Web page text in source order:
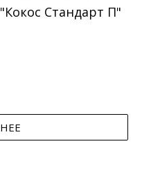
Стандарт П"